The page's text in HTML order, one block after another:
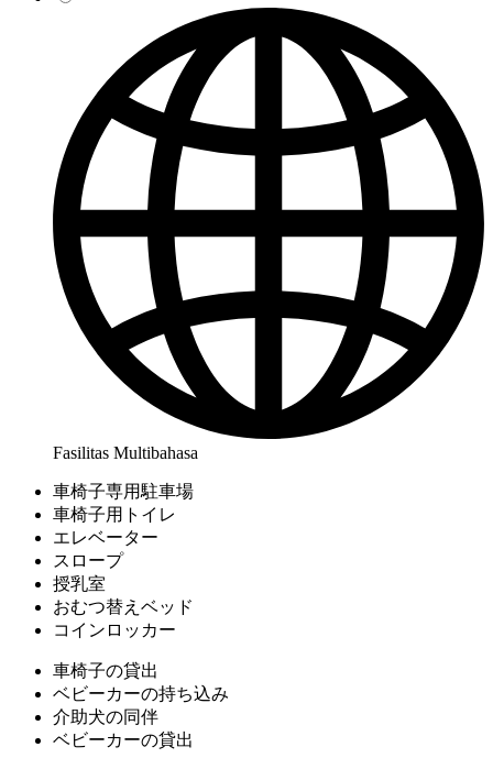
Fasilitas Multibahasa
車椅子専用駐車場
車椅子用トイレ
エレベーター
スロープ
授乳室
おむつ替えベッド
コインロッカー
車椅子の貸出
ベビーカーの持ち込み
介助犬の同伴
ベビーカーの貸出